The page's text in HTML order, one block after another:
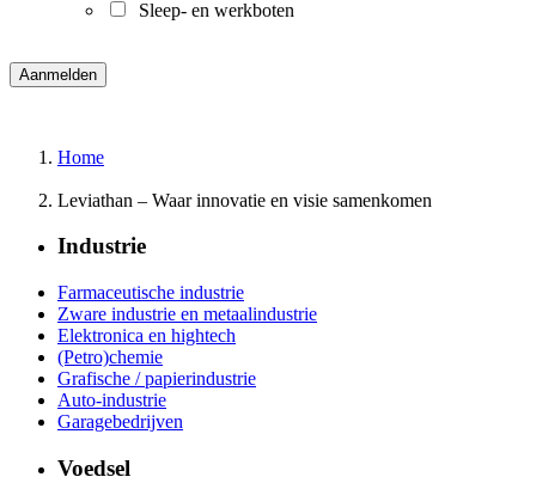
Sleep- en werkboten
Home
Leviathan – Waar innovatie en visie samenkomen
Industrie
Farmaceutische industrie
Zware industrie en metaalindustrie
Elektronica en hightech
(Petro)chemie
Grafische / papierindustrie
Auto-industrie
Garagebedrijven
Voedsel